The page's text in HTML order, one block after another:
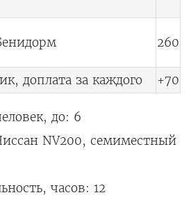
260
доплата за каждого +70
до: 6
NV200, семиместный
часов: 12